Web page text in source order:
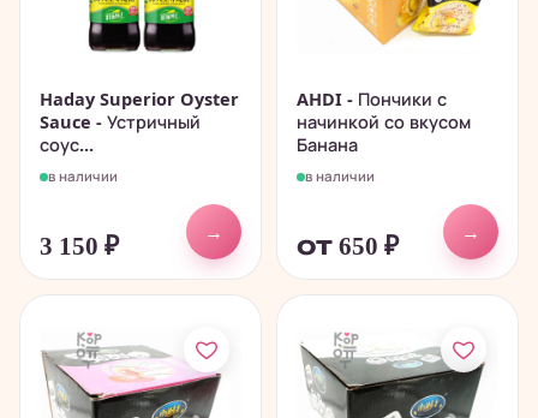
Haday Superior Oyster
Sauce - Устричный
соус...
в наличии
3 150 ₽
→
AHDI - Пончики с
начинкой со вкусом
Банана
в наличии
от 650 ₽
→